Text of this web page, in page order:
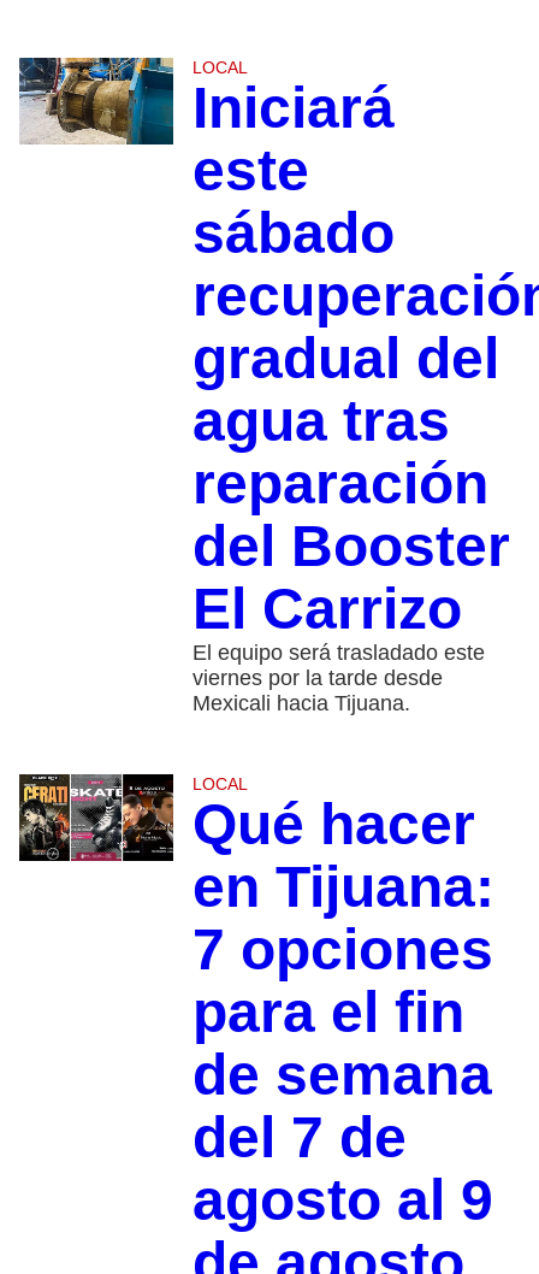
LOCAL
Iniciará
este
sábado
gradual del
agua tras
reparación
del Booster
El Carrizo
El equipo será trasladado este
viernes por la tarde desde
Mexicali hacia Tijuana.
LOCAL
Qué hacer
en Tijuana:
7 opciones
para el fin
de semana
del 7 de
agosto al 9